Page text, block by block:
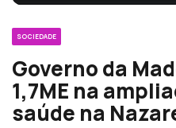
SOCIEDADE
Governo da
1,7ME na
saúde na